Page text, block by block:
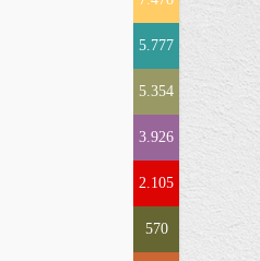
5.777
5.354
3.926
2.105
570